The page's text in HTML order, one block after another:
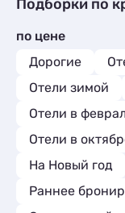
Санатории
Эллинги
Апартаменты
Мини-отели
Квартиры
Апартаменты
Подборки по
по цене
Дорогие
Отели зимой
Отели в
Отели в
На Новый год
Раннее